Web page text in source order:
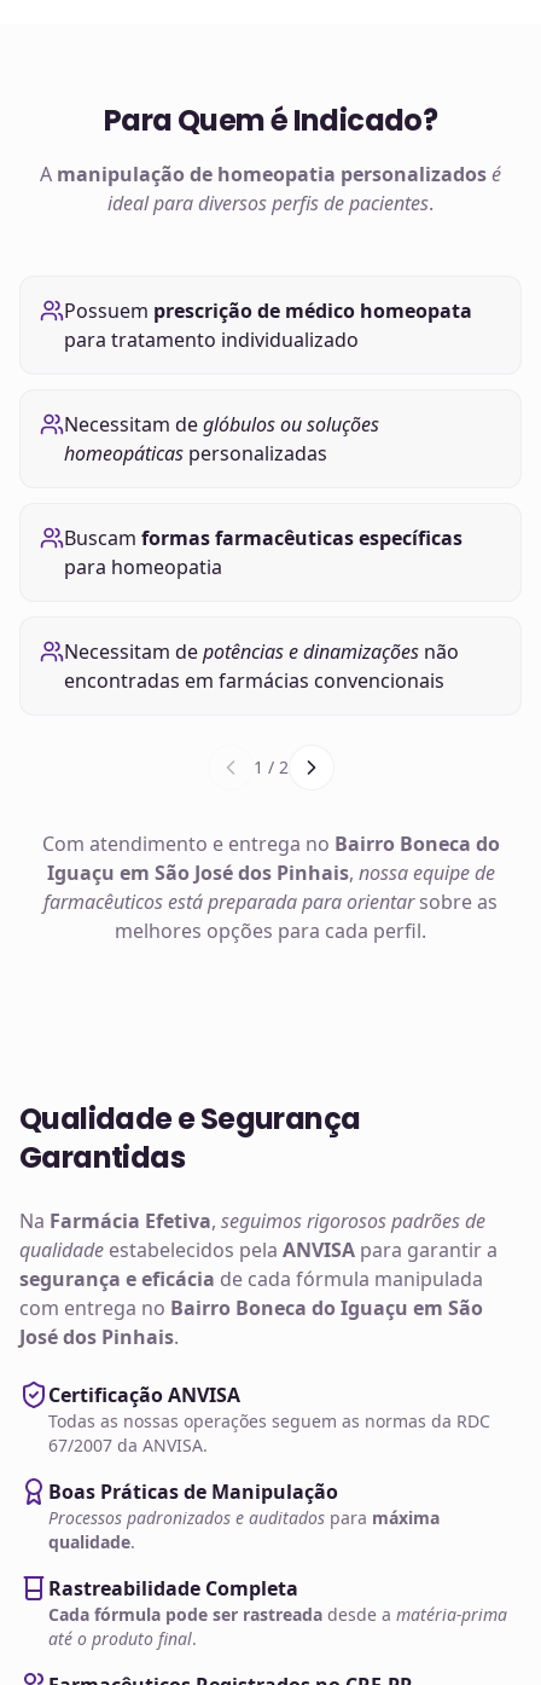
Para Quem é Indicado?
A manipulação de homeopatia personalizadosé
ideal para diversos perfis de pacientes.
Possuem prescrição de médico homeopata
para tratamento individualizado
Necessitam deglóbulos ou soluções
homeopáticas personalizadas
Buscam formas farmacêuticas específicas
para homeopatia
Necessitam depotências e dinamizações não
encontradas em farmácias convencionais
1 / 2
Com atendimento e entrega no Bairro Boneca do
Iguaçu em São José dos Pinhais, nossa equipe de
farmacêuticos está preparada para orientarsobre as
melhores opções para cada perfil.
Qualidade e Segurança
Garantidas
Na Farmácia Efetiva, seguimos rigorosos padrões de
qualidade estabelecidos pela ANVISA para garantir a
segurança e eficácia de cada fórmula manipulada
com entrega no Bairro Boneca do Iguaçu em São
José dos Pinhais.
Certificação ANVISA
Todas as nossas operações seguem as normas da RDC
67/2007 da ANVISA.
Boas Práticas de Manipulação
Processos padronizados e auditados para máxima
qualidade.
Rastreabilidade Completa
Cada fórmula pode ser rastreada desde a matéria-prima
até o produto final.